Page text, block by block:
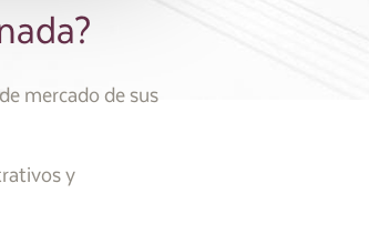
mercado de sus
y